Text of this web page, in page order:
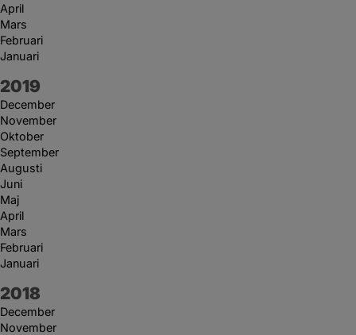
April
Mars
Februari
Januari
År:
2019
December
November
Oktober
September
Augusti
Juni
Maj
April
Mars
Februari
Januari
År:
2018
December
November